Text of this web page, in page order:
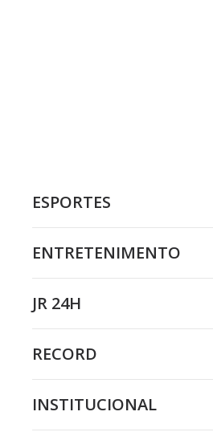
ESPORTES
ENTRETENIMENTO
JR 24H
RECORD
INSTITUCIONAL